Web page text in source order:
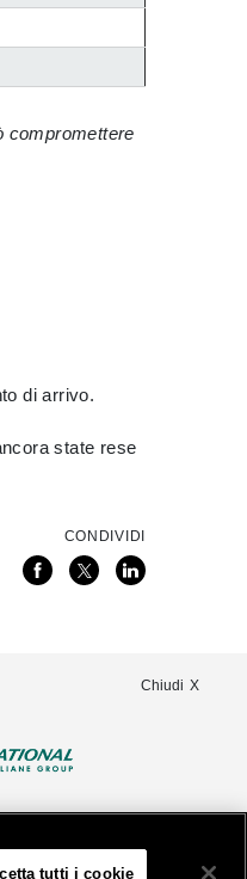
compromettere
di arrivo.
state rese
CONDIVIDI
Chiudi
1, 00161 Roma
tutti i cookie